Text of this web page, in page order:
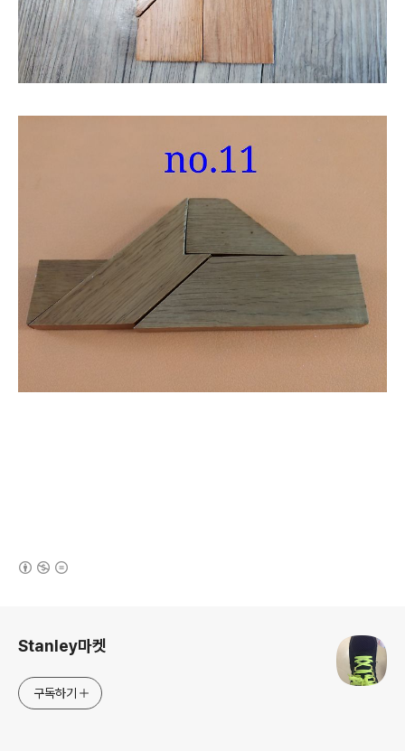
Stanley마켓
구독하기